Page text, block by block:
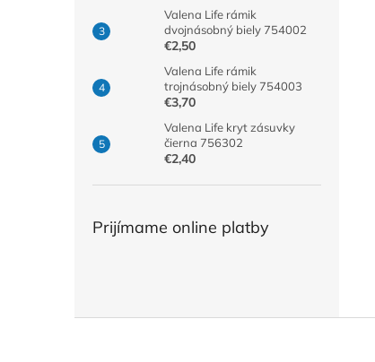
Valena Life rámik
dvojnásobný biely 754002
€2,50
Valena Life rámik
trojnásobný biely 754003
€3,70
Valena Life kryt zásuvky
čierna 756302
€2,40
Prijímame online platby